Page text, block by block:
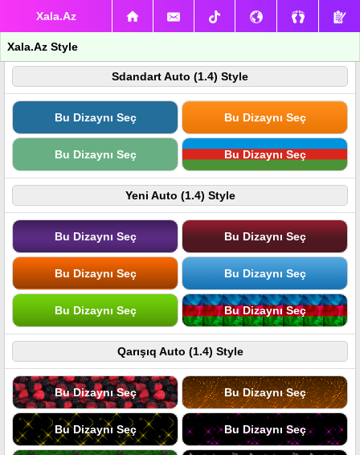
Xala.Az
Xala.Az Style
Sdandart Auto (1.4) Style
Bu Dizaynı Seç Bu Dizaynı Seç
Bu Dizaynı Seç Bu Dizaynı Seç
Yeni Auto (1.4) Style
Bu Dizaynı Seç Bu Dizaynı Seç
Bu Dizaynı Seç Bu Dizaynı Seç
Bu Dizaynı Seç Bu Dizaynı Seç
Qarışıq Auto (1.4) Style
Bu Dizaynı Seç Bu Dizaynı Seç
Bu Dizaynı Seç Bu Dizaynı Seç